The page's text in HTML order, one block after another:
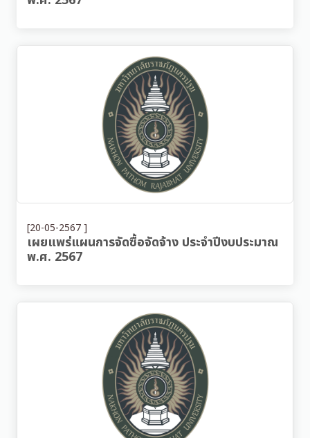
[20-05-2567 ]
เผยแพร่แผนการจัดซื้อจัดจ้าง ประจำปีงบประมาณ
พ.ศ. 2567